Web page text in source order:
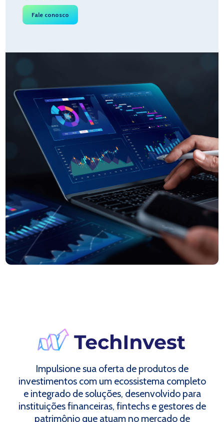
Fale conosco
Impulsione sua oferta de produtos de
investimentos com um ecossistema completo
e integrado de soluções, desenvolvido para
instituições financeiras, fintechs e gestores de
patrimônio que atuam no mercado de